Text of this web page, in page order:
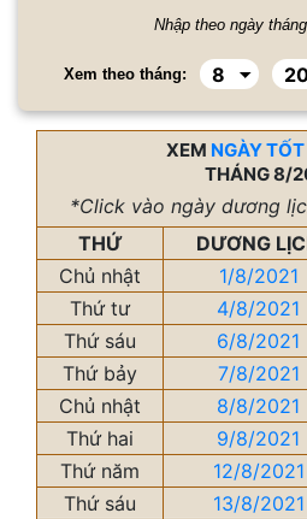
Nhập theo ngày
Xem theo tháng:
XEM NGÀY TỐT
THÁNG 8/
*Click vào ngày dương
THỨ
DƯƠNG
Chủ nhật
1/8/2021
Thứ tư
4/8/2021
Thứ sáu
6/8/2021
Thứ bảy
7/8/2021
Chủ nhật
8/8/2021
Thứ hai
9/8/2021
Thứ năm
12/8/2021
Thứ sáu
13/8/2021